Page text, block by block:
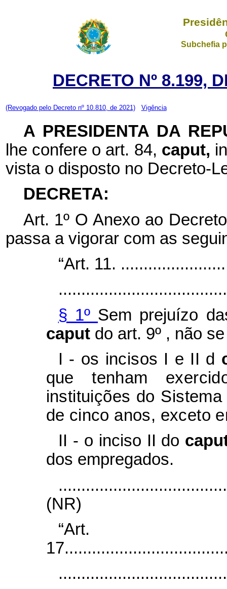
Subchefia
DECRETO Nº 8.199,
(Revogado pelo Decreto nº 10.810, de 2021) Vigência
A PRESIDENTA DA
lhe confere o art. 84, caput,
vista o disposto no Decreto-
DECRETA:
Art. 1º O Anexo ao
passa a vigorar com as
“Art. 11.
§ 1º Sem prejuízo
caput do art. 9º , não
I - os incisos I e II d
que tenham
instituições do
de cinco anos, exceto
II - o inciso II do
dos empregados.
(NR)
“Art.